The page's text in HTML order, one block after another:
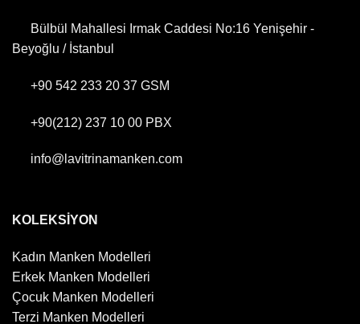
Bülbül Mahallesi Irmak Caddesi No:16 Yenişehir -
Beyoğlu / İstanbul
+90 542 233 20 37 GSM
+90(212) 237 10 00 PBX
info@lavitrinamanken.com
KOLEKSİYON
Kadın Manken Modelleri
Erkek Manken Modelleri
Çocuk Manken Modelleri
Terzi Manken Modelleri